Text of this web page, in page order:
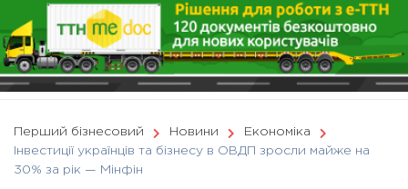
Перший бізнесовий Новини
Економіка
Інвестиції українців та бізнесу в ОВДП зросли майже на
30% за рік — Мінфін